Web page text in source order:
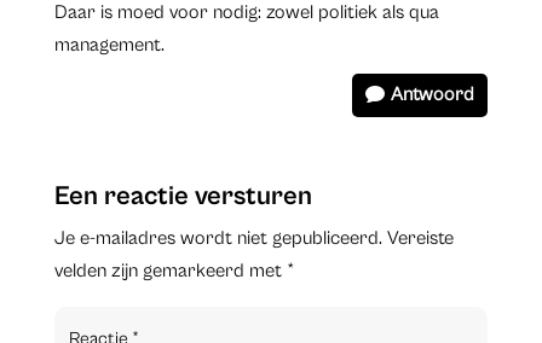
Daar is moed voor nodig: zowel politiek als qua
management.
Antwoord
Een reactie versturen
Je e-mailadres wordt niet gepubliceerd. Vereiste
velden zijn gemarkeerd met *